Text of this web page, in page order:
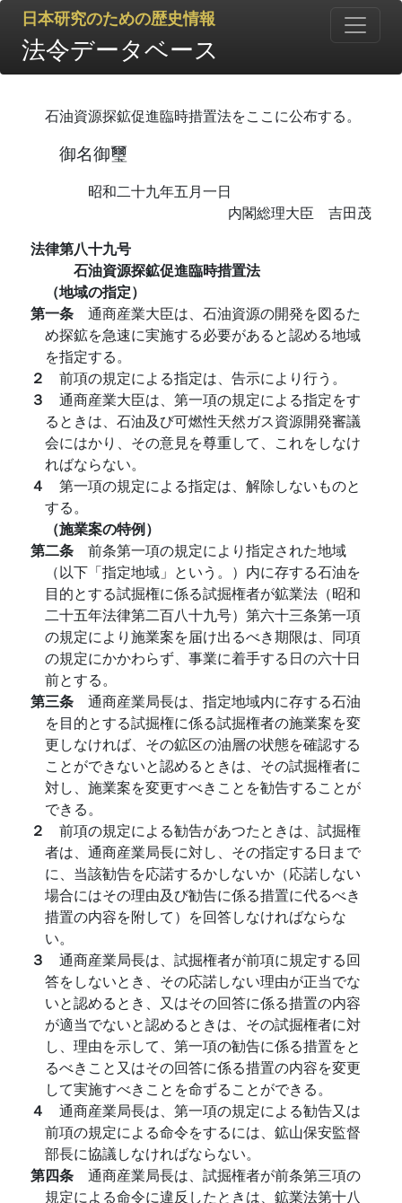
日本研究のための歴史情報
法令データベース
石油資源探鉱促進臨時措置法をここに公布する。
御名御璽
昭和二十九年五月一日
内閣総理大臣 吉田茂
法律第八十九号
石油資源探鉱促進臨時措置法
（地域の指定）
第一条 通商産業大臣は、石油資源の開発を図るた
め探鉱を急速に実施する必要があると認める地域
を指定する。
２ 前項の規定による指定は、告示により行う。
３ 通商産業大臣は、第一項の規定による指定をす
るときは、石油及び可燃性天然ガス資源開発審議
会にはかり、その意見を尊重して、これをしなけ
ればならない。
４ 第一項の規定による指定は、解除しないものと
する。
（施業案の特例）
第二条 前条第一項の規定により指定された地域
（以下「指定地域」という。）内に存する石油を
目的とする試掘権に係る試掘権者が鉱業法（昭和
二十五年法律第二百八十九号）第六十三条第一項
の規定により施業案を届け出るべき期限は、同項
の規定にかかわらず、事業に着手する日の六十日
前とする。
第三条 通商産業局長は、指定地域内に存する石油
を目的とする試掘権に係る試掘権者の施業案を変
更しなければ、その鉱区の油層の状態を確認する
ことができないと認めるときは、その試掘権者に
対し、施業案を変更すべきことを勧告することが
できる。
２ 前項の規定による勧告があつたときは、試掘権
者は、通商産業局長に対し、その指定する日まで
に、当該勧告を応諾するかしないか（応諾しない
場合にはその理由及び勧告に係る措置に代るべき
措置の内容を附して）を回答しなければならな
い。
３ 通商産業局長は、試掘権者が前項に規定する回
答をしないとき、その応諾しない理由が正当でな
いと認めるとき、又はその回答に係る措置の内容
が適当でないと認めるときは、その試掘権者に対
し、理由を示して、第一項の勧告に係る措置をと
るべきこと又はその回答に係る措置の内容を変更
して実施すべきことを命ずることができる。
４ 通商産業局長は、第一項の規定による勧告又は
前項の規定による命令をするには、鉱山保安監督
部長に協議しなければならない。
第四条 通商産業局長は、試掘権者が前条第三項の
規定による命令に違反したときは、鉱業法第十八